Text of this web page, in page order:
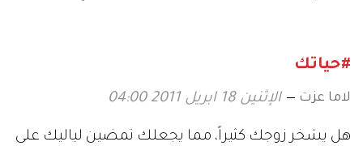
#حياتك
لاما عزت الإثنين 18 ابريل 2011 04:00
هل يشخر زوجك كثيراً، مما يجعلك تمضين لياليك على